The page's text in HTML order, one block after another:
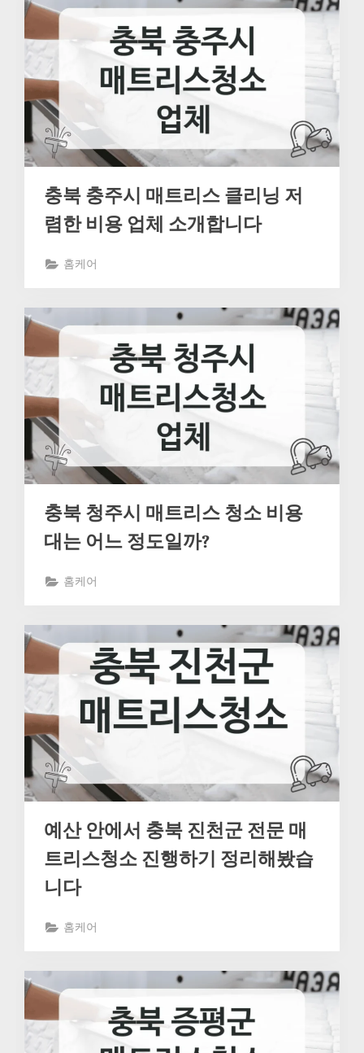
충북 충주시 매트리스 클리닝 저
렴한 비용 업체 소개합니다
홈케어
충북 청주시 매트리스 청소 비용
대는 어느 정도일까?
홈케어
예산 안에서 충북 진천군 전문 매
트리스청소 진행하기 정리해봤습
니다
홈케어